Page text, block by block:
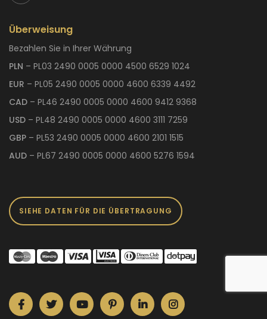
Überweisung
Bezahlen Sie in Ihrer Währung
PLN – PL03 2490 0005 0000 4500 6529 1024
EUR – PL05 2490 0005 0000 4600 6339 4492
CAD – PL46 2490 0005 0000 4600 9412 9368
USD – PL48 2490 0005 0000 4600 3111 7259
GBP – PL53 2490 0005 0000 4600 2101 1515
AUD – PL67 2490 0005 0000 4600 5276 1594
SIEHE DATEN FÜR DIE ÜBERTRAGUNG